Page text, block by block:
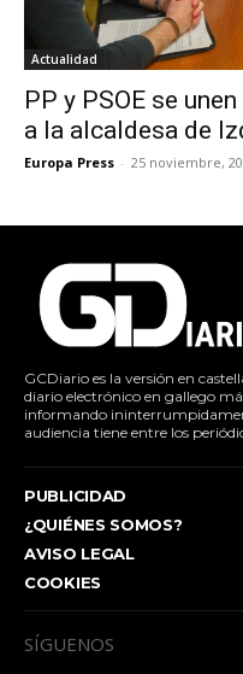
Actualidad
PP y PSOE se
a la alcaldesa de
Europa Press - 25 noviembre,
GCDiario es la versión en
diario electrónico en gallego
informando
audiencia tiene entre los
PUBLICIDAD
¿QUIÉNES SOMOS?
AVISO LEGAL
COOKIES
SÍGUENOS